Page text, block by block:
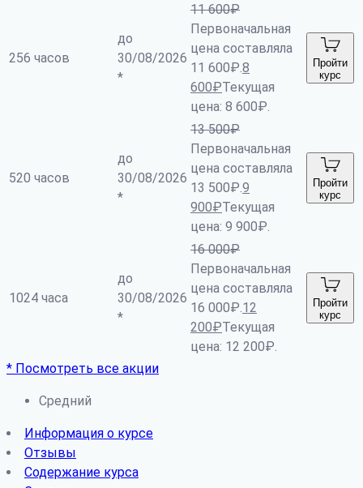
256 часов
до
30/08/2026
*
11 600₽
Первоначальная
цена составляла
11 600₽.8
600₽Текущая
цена: 8 600₽.
Пройти
курс
520 часов
до
30/08/2026
*
13 500₽
Первоначальная
цена составляла
13 500₽.9
900₽Текущая
цена: 9 900₽.
Пройти
курс
1024 часа
до
30/08/2026
*
16 000₽
Первоначальная
цена составляла
16 000₽.12
200₽Текущая
цена: 12 200₽.
Пройти
курс
* Посмотреть все акции
Средний
Информация о курсе
Отзывы
Содержание курса